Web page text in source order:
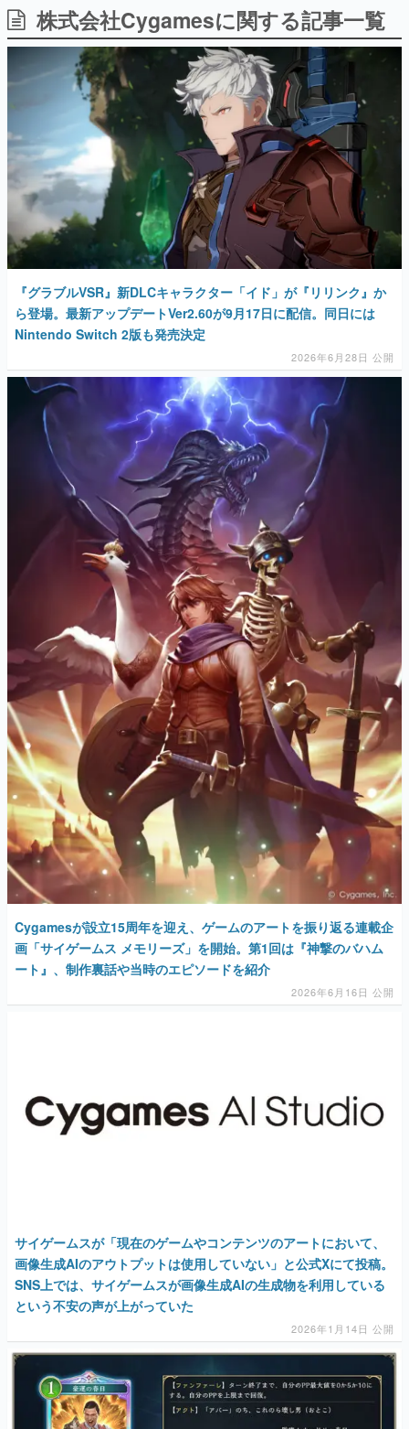
ゲーム開発者・hamatsu氏がゲームの魅力を画面や操作の
具体的な形から解き明かしていく、硬派で骨太な評論連載
です。
ゲームが変えた日本語
「経験値」「裏技」「ラスボス」… ゲームにまつわる言葉
の起源や用法の変遷を、コンピューター文化史研究家・タ
イニーP氏が徹底調査。
カテゴリ
特集記事
マンガ
女性向け
アプリレビュー
その他
電ファミニコゲーマーとは？
運営：株式会社マレ
株式会社Cygamesに関する記事一覧
『グラブルVSR』新DLCキャラクター「イド」が『リリンク』か
ら登場。最新アップデートVer2.60が9月17日に配信。同日には
Nintendo Switch 2版も発売決定
2026年6月28日 公開
Cygamesが設立15周年を迎え、ゲームのアートを振り返る連載企
画「サイゲームス メモリーズ」を開始。第1回は『神撃のバハム
ート』、制作裏話や当時のエピソードを紹介
2026年6月16日 公開
サイゲームスが「現在のゲームやコンテンツのアートにおいて、
画像生成AIのアウトプットは使用していない」と公式Xにて投稿。
SNS上では、サイゲームスが画像生成AIの生成物を利用している
という不安の声が上がっていた
2026年1月14日 公開